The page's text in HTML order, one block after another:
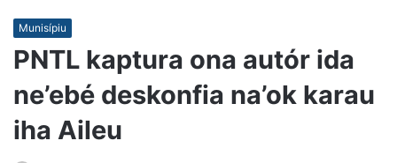
Munisípiu
PNTL kaptura ona autór ida
ne’ebé deskonfia na’ok karau
iha Aileu